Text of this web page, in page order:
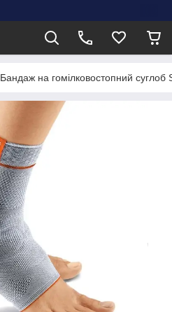
Бандаж на гомілковостопний